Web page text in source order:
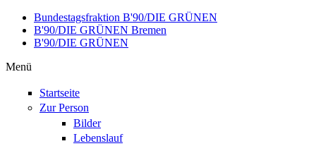
Direkt zum Inhalt
Bundestagsfraktion B'90/DIE GRÜNEN
B'90/DIE GRÜNEN Bremen
B'90/DIE GRÜNEN
Menü
Startseite
Zur Person
Bilder
Lebenslauf